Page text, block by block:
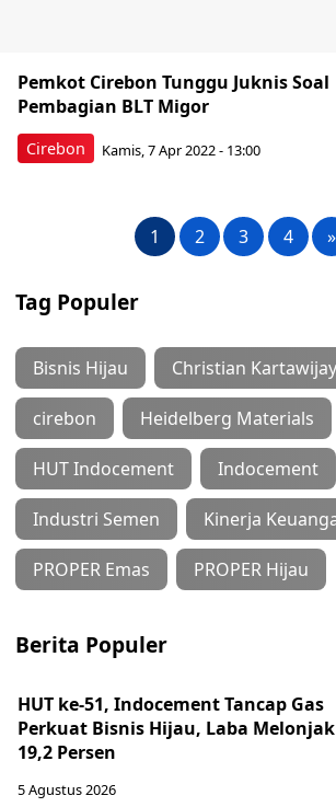
Cirebon
Pemkot Cirebon Tunggu Juknis Soal
Pembagian BLT Migor
Kamis, 7 Apr 2022 - 13:00
1 2 3 4 »
Tag Populer
Bisnis Hijau Christian
cirebon Heidelberg Materials
HUT Indocement Indocement
Industri Semen Kinerja
PROPER Emas PROPER Hijau
Berita Populer
HUT ke-51, Indocement Tancap Gas
Perkuat Bisnis Hijau, Laba Melonjak
19,2 Persen
5 Agustus 2026